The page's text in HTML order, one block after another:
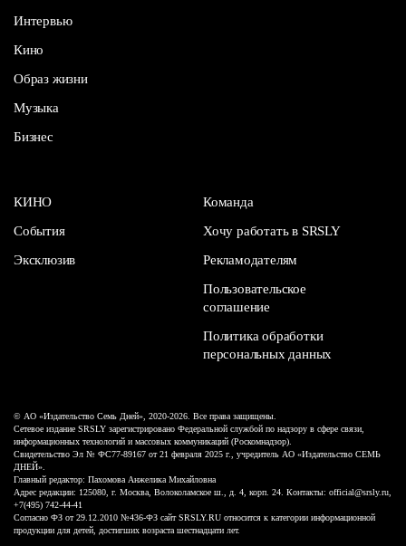
Интервью
Кино
Образ жизни
Музыка
Бизнес
КИНО
События
Эксклюзив
Команда
Хочу работать в SRSLY
Рекламодателям
Пользовательское
соглашение
Политика обработки
персональных данных
© АО «Издательство Семь Дней», 2020-2026. Все права защищены.
Сетевое издание SRSLY зарегистрировано Федеральной службой по надзору в сфере связи,
информационных технологий и массовых коммуникаций (Роскомнадзор).
Свидетельство Эл № ФС77-89167 от 21 февраля 2025 г., учредитель АО «Издательство СЕМЬ
ДНЕЙ».
Главный редактор: Пахомова Анжелика Михайловна
Адрес редакции: 125080, г. Москва, Волоколамское ш., д. 4, корп. 24. Контакты: official@srsly.ru,
+7(495) 742-44-41
Согласно ФЗ от 29.12.2010 №436-ФЗ сайт SRSLY.RU относится к категории информационной
продукции для детей, достигших возраста шестнадцати лет.